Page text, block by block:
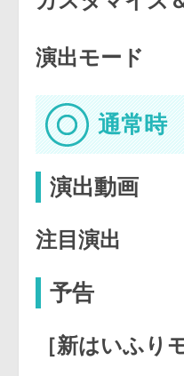
演出モード
通常時
演出動画
注目演出
予告
［新はいふり